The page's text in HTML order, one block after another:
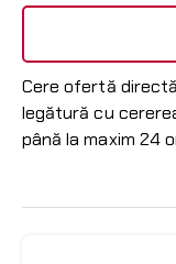
Cere ofertă
legătură cu
până la maxim 24